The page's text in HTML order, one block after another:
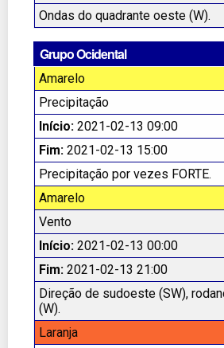
Ondas do quadrante oeste (W).
Grupo Ocidental
Amarelo
Precipitação
Início: 2021-02-13 09:00
Fim: 2021-02-13 15:00
Precipitação por vezes FORTE.
Amarelo
Vento
Início: 2021-02-13 00:00
Fim: 2021-02-13 21:00
Direção de sudoeste (SW),
(W).
Laranja